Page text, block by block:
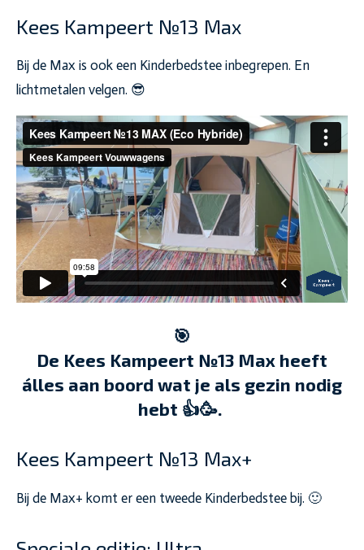
Kees Kampeert №13 Max
Bij de Max is ook een Kinderbedstee inbegrepen. En
lichtmetalen velgen. 😎
🎯
De Kees Kampeert №13 Max heeft
álles aan boord wat je als gezin nodig
hebt 👍🥳.
Kees Kampeert №13 Max+
Bij de Max+ komt er een tweede Kinderbedstee bij. 🙂